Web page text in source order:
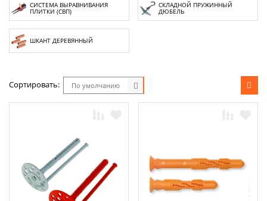
СИСТЕМА ВЫРАВНИВАНИЯ
ПЛИТКИ (СВП)
СКЛАДНОЙ ПРУЖИННЫЙ
ДЮБЕЛЬ
ШКАНТ ДЕРЕВЯННЫЙ
Сортировать: По умолчанию